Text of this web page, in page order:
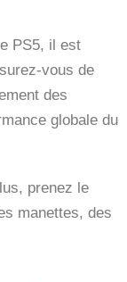
PS5, il est
vous de
des
globale du
prenez le
manettes, des